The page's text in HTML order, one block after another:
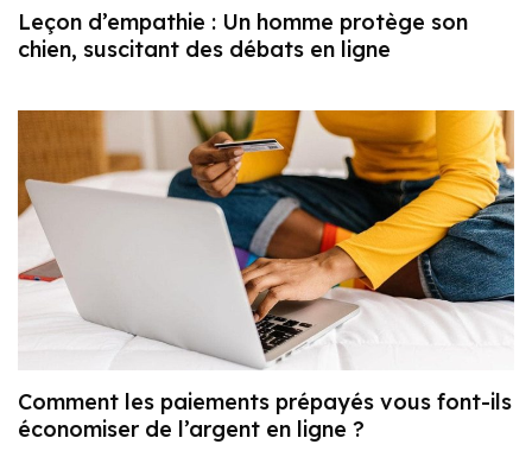
Leçon d’empathie : Un homme protège son
chien, suscitant des débats en ligne
Comment les paiements prépayés vous font-ils
économiser de l’argent en ligne ?